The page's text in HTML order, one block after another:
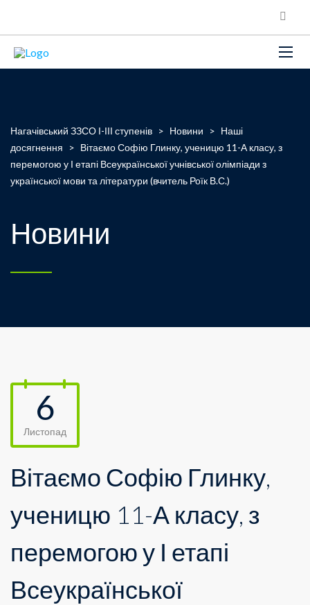
Нагачівський ЗЗСО І-ІІІ ступенів > Новини > Наші
досягнення
> Вітаємо Софію Глинку, ученицю 11-А класу, з
перемогою у І етапі Всеукраїнської учнівської олімпіади з
української мови та літератури (вчитель Роїк В.С.)
Новини
6
Листопад
Вітаємо Софію Глинку,
ученицю 11-А класу, з
перемогою у І етапі
Всеукраїнської